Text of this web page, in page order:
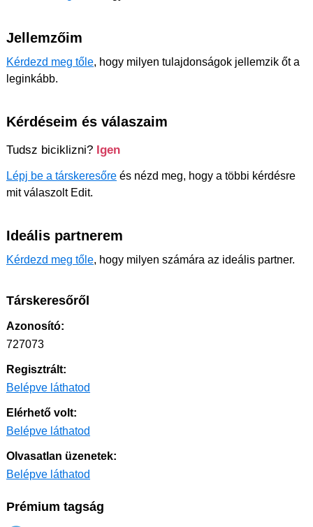
Jellemzőim
Kérdezd meg tőle, hogy milyen tulajdonságok jellemzik őt a
leginkább.
Kérdéseim és válaszaim
Tudsz biciklizni? Igen
Lépj be a társkeresőre és nézd meg, hogy a többi kérdésre
mit válaszolt Edit.
Ideális partnerem
Kérdezd meg tőle, hogy milyen számára az ideális partner.
Társkeresőről
Azonosító:
727073
Regisztrált:
Belépve láthatod
Elérhető volt:
Belépve láthatod
Olvasatlan üzenetek:
Belépve láthatod
Prémium tagság